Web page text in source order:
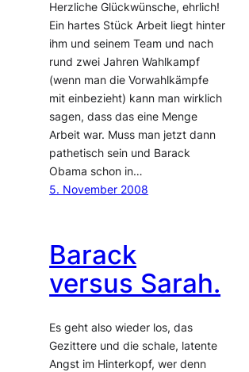
Herzliche Glückwünsche, ehrlich!
Ein hartes Stück Arbeit liegt hinter
ihm und seinem Team und nach
rund zwei Jahren Wahlkampf
(wenn man die Vorwahlkämpfe
mit einbezieht) kann man wirklich
sagen, dass das eine Menge
Arbeit war. Muss man jetzt dann
pathetisch sein und Barack
Obama schon in…
5. November 2008
Barack
versus Sarah.
Es geht also wieder los, das
Gezittere und die schale, latente
Angst im Hinterkopf, wer denn